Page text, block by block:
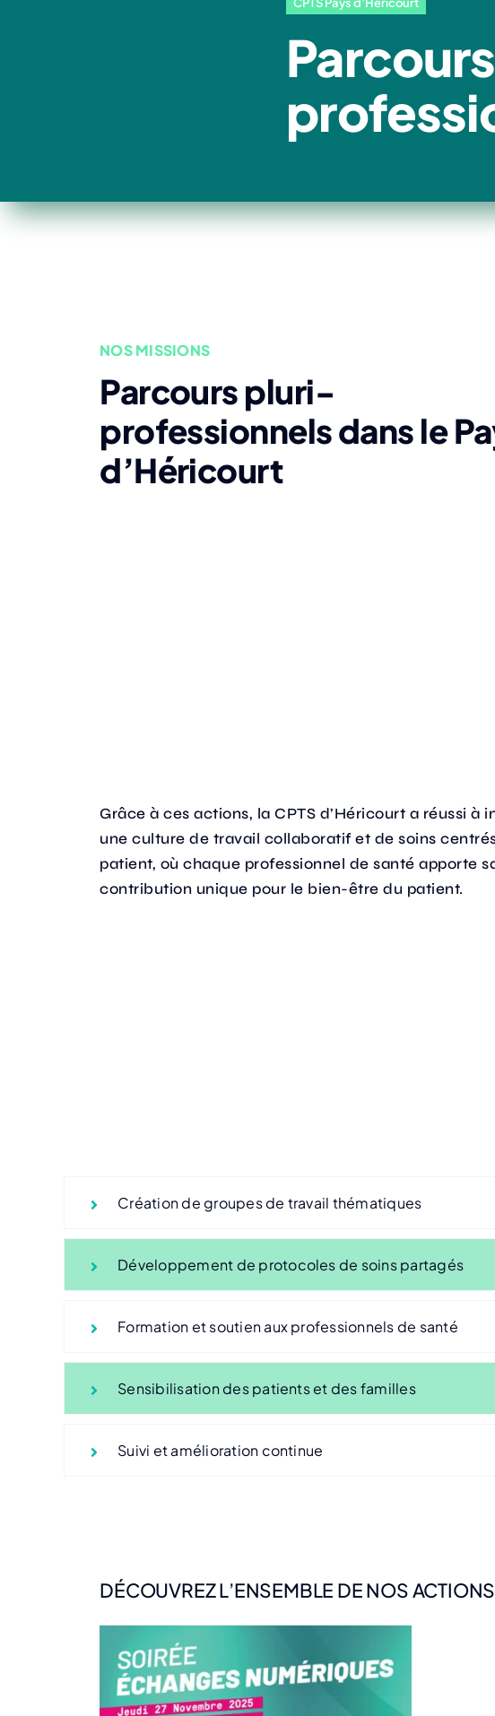
NOS MISSIONS
Parcours pluri-
professionnels dans le
d’Héricourt
Grâce à ces actions, la CPTS d’Héricourt a réussi à
une culture de travail collaboratif et de soins
patient, où chaque professionnel de santé apporte
contribution unique pour le bien-être du patient.
Création de groupes de travail thématiques
Développement de protocoles de soins partagés
Formation et soutien aux professionnels de santé
Sensibilisation des patients et des familles
Suivi et amélioration continue
DÉCOUVREZ L’ENSEMBLE DE NOS ACTIONS